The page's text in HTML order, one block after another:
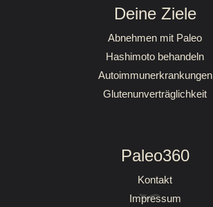
Deine Ziele
Abnehmen mit Paleo
Hashimoto behandeln
Autoimmunerkrankungen
Glutenunverträglichkeit
Paleo360
Kontakt
Impressum